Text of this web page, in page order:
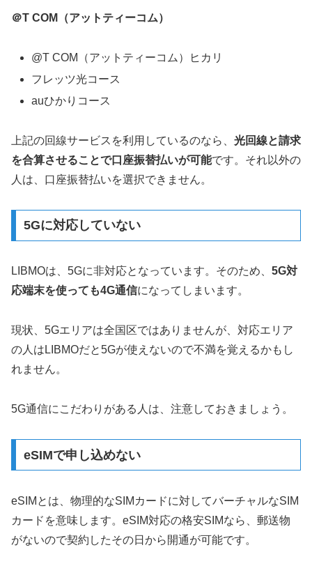
＠T COM（アットティーコム）
@T COM（アットティーコム）ヒカリ
フレッツ光コース
auひかりコース
上記の回線サービスを利用しているのなら、 光回線と請求
を合算させることで口座振替払いが可能です。それ以外の
人は、口座振替払いを選択できません。
5Gに対応していない
LIBMOは、5Gに非対応となっています。そのため、 5G対
応端末を使っても4G通信になってしまいます。
現状、5Gエリアは全国区ではありませんが、対応エリア
の人はLIBMOだと5Gが使えないので不満を覚えるかもし
れません。
5G通信にこだわりがある人は、注意しておきましょう。
eSIMで申し込めない
eSIMとは、物理的なSIMカードに対してバーチャルなSIM
カードを意味します。eSIM対応の格安SIMなら、郵送物
がないので契約したその日から開通が可能です。